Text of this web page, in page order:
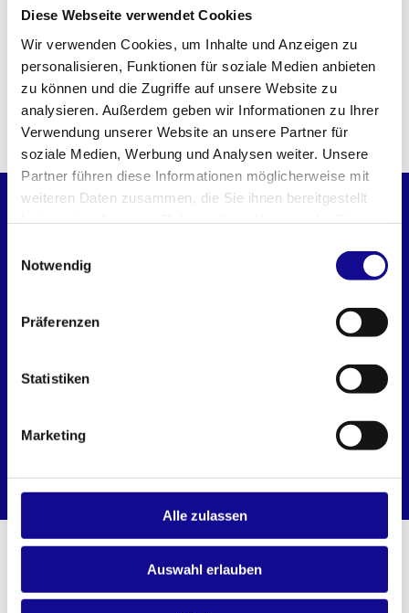
Diese Webseite verwendet Cookies
Wir verwenden Cookies, um Inhalte und Anzeigen zu
personalisieren, Funktionen für soziale Medien anbieten
zu können und die Zugriffe auf unsere Website zu
analysieren. Außerdem geben wir Informationen zu Ihrer
Verwendung unserer Website an unsere Partner für
soziale Medien, Werbung und Analysen weiter. Unsere
Partner führen diese Informationen möglicherweise mit
weiteren Daten zusammen, die Sie ihnen bereitgestellt
Notwendig
Präferenzen
Statistiken
Marketing
Alle zulassen
Auswahl erlauben
vor Ort Struktur mit Mehrwert. Und wenn Sicherheit
Safety Lock Dein Werkzeugmodul einfach mit
Vorhängeschlössern absperren. Die Large 5 Drawer
Tool Box - wenn aus Chaos Struktur wird.
PASST PERFEKT DAZU
ZUBEHÖR
WEITERE PRODUKTE AUS DEM L-
BOXX SYSTEM